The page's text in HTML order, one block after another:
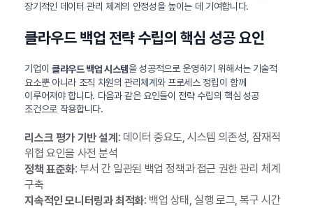
장기적인 데이터 관리 체계의 안정성을 높이는 데 기여합니다.
클라우드 백업 전략 수립의 핵심 성공 요인
기업이 클라우드 백업 시스템을 성공적으로 운영하기 위해서는 기술적
요소뿐 아니라 조직 차원의 관리체계와 프로세스 정립이 함께
이루어져야 합니다. 다음과 같은 요인들이 전략 수립의 핵심 성공
조건으로 작용합니다.
리스크 평가 기반 설계 : 데이터 중요도, 시스템 의존성, 잠재적
위협 요인을 사전 분석
정책 표준화: 부서 간 일관된 백업 정책과 접근 권한 관리 체계
구축
지속적인 모니터링과 최적화: 백업 상태, 실행 로그, 복구 시간